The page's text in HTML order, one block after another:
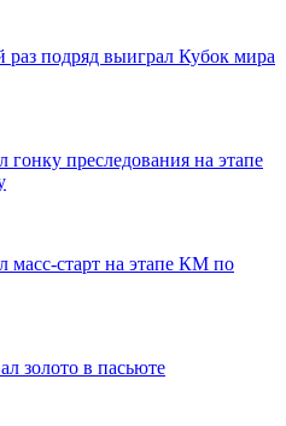
подряд выиграл Кубок мира
преследования на этапе
масс-старт на этапе КМ по
золото в пасьюте